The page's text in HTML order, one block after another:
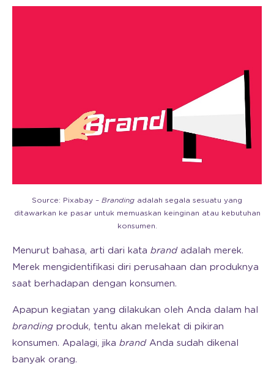
Source: Pixabay – Branding adalah segala sesuatu yang
ditawarkan ke pasar untuk memuaskan keinginan atau kebutuhan
konsumen.
Menurut bahasa, arti dari kata brand adalah merek.
Merek mengidentifikasi diri perusahaan dan produknya
saat berhadapan dengan konsumen.
Apapun kegiatan yang dilakukan oleh Anda dalam hal
branding produk, tentu akan melekat di pikiran
konsumen. Apalagi, jika brand Anda sudah dikenal
banyak orang.